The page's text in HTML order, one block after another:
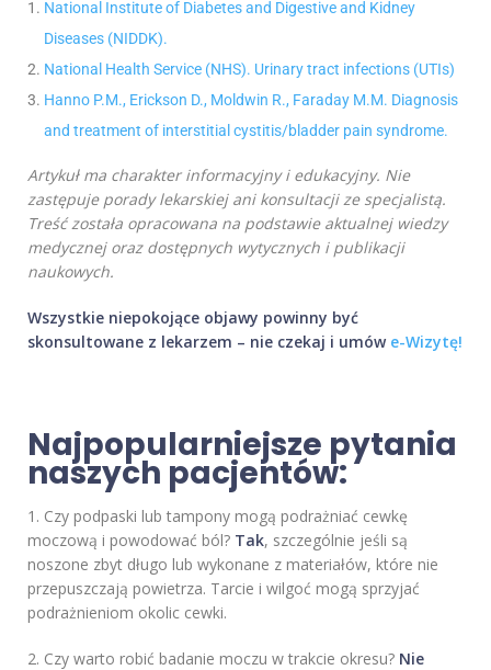
National Institute of Diabetes and Digestive and Kidney
Diseases (NIDDK).
National Health Service (NHS). Urinary tract infections (UTIs)
Hanno P.M., Erickson D., Moldwin R., Faraday M.M. Diagnosis
and treatment of interstitial cystitis/bladder pain syndrome.
Artykuł ma charakter informacyjny i edukacyjny. Nie
zastępuje porady lekarskiej ani konsultacji ze specjalistą.
Treść została opracowana na podstawie aktualnej wiedzy
medycznej oraz dostępnych wytycznych i publikacji
naukowych.
Wszystkie niepokojące objawy powinny być
skonsultowane z lekarzem – nie czekaj i umów e-Wizytę!
Najpopularniejsze pytania
naszych pacjentów:
1. Czy podpaski lub tampony mogą podrażniać cewkę
moczową i powodować ból? Tak, szczególnie jeśli są
noszone zbyt długo lub wykonane z materiałów, które nie
przepuszczają powietrza. Tarcie i wilgoć mogą sprzyjać
podrażnieniom okolic cewki.
2. Czy warto robić badanie moczu w trakcie okresu? Nie